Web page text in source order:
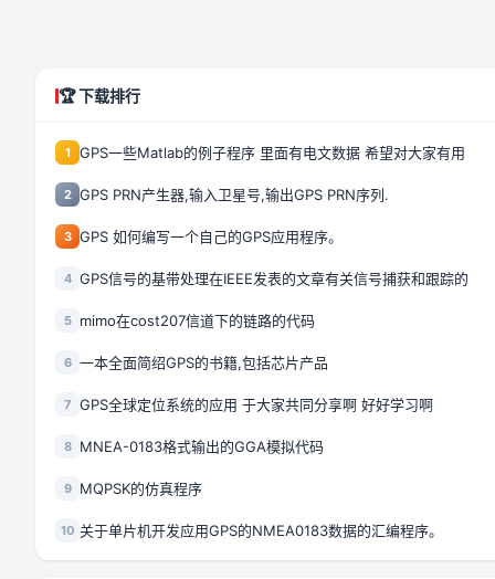
🏆 下载排行
1 GPS一些Matlab的例子程序 里面有电文数据 希望对大家有用
2 GPS PRN产生器,输入卫星号,输出GPS PRN序列.
3 GPS 如何编写一个自己的GPS应用程序。
4 GPS信号的基带处理在IEEE发表的文章有关信号捕获和跟踪的
5 mimo在cost207信道下的链路的代码
6 一本全面简绍GPS的书籍,包括芯片产品
7 GPS全球定位系统的应用 于大家共同分享啊 好好学习啊
8 MNEA-0183格式输出的GGA模拟代码
9 MQPSK的仿真程序
10 关于单片机开发应用GPS的NMEA0183数据的汇编程序。